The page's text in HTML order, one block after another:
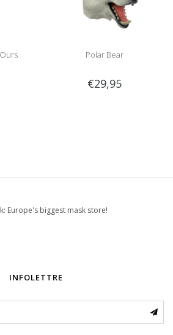
Polar Bear
€29,95
Europe's biggest mask store!
INFOLETTRE